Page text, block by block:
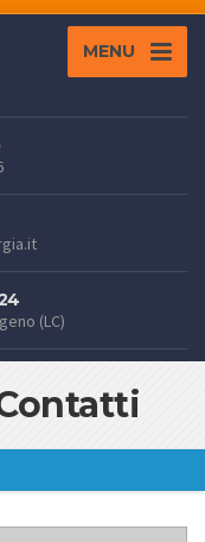
MENU
(LC)